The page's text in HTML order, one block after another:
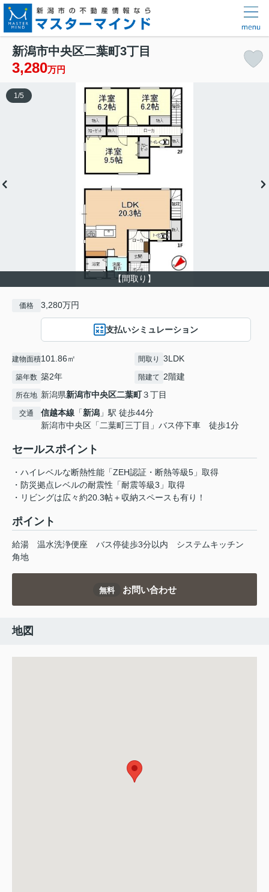
新潟市中央区二葉町3丁目
3,280万円
【間取り】
1 /5
価格 3,280万円
支払いシミュレーション
建物面積101.86㎡ 間取り 3LDK
築年数 築2年 階建て 2階建
所在地 新潟県新潟市中央区二葉町３丁目
交通 信越本線 「新潟 」駅 徒歩44分
新潟市中央区「二葉町三丁目」バス停下車 徒歩1分
セールスポイント
・ハイレベルな断熱性能「ZEH認証・断熱等級5」取得
・防災拠点レベルの耐震性「耐震等級3」取得
・リビングは広々約20.3帖＋収納スペースも有り！
ポイント
給湯 温水洗浄便座 バス停徒歩3分以内
システムキッチン
角地
無料 お問い合わせ
地図